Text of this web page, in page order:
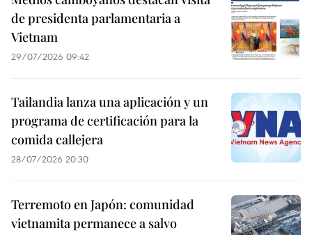
de presidenta parlamentaria a
Vietnam
29/07/2026 09:42
Tailandia lanza una aplicación y un
programa de certificación para la
comida callejera
28/07/2026 20:30
Terremoto en Japón: comunidad
vietnamita permanece a salvo